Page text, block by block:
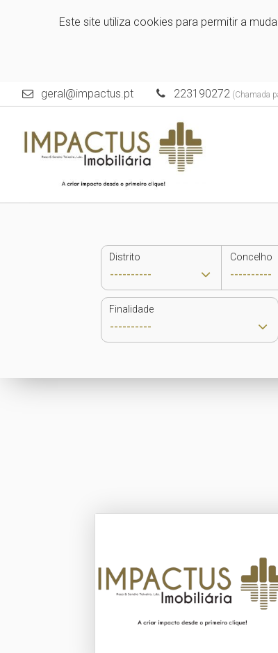
Este site utiliza cookies para permitir a
geral@impactus.pt 223190272 (Chamada
Distrito Concelho
Finalidade